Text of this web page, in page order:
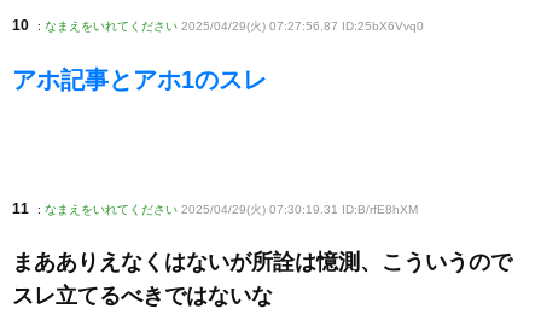
10 : なまえをいれてください 2025/04/29(火) 07:27:56.87 ID:25bX6Vvq0
アホ記事とアホ1のスレ
11 : なまえをいれてください 2025/04/29(火) 07:30:19.31 ID:B/rfE8hXM
まあありえなくはないが所詮は憶測、こういうので
スレ立てるべきではないな